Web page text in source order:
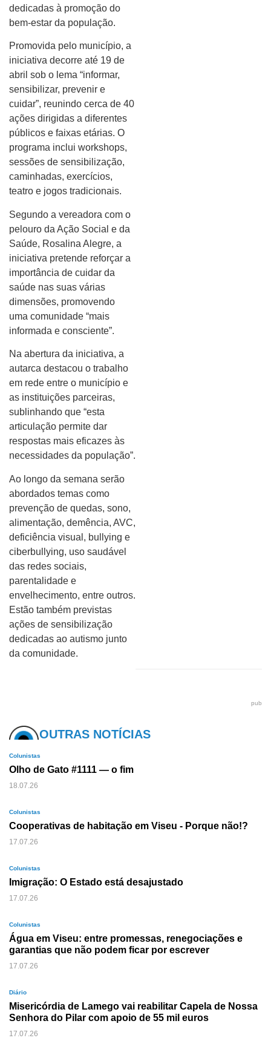
dedicadas à promoção do
bem-estar da população.
Promovida pelo município, a
iniciativa decorre até 19 de
abril sob o lema “informar,
sensibilizar, prevenir e
cuidar”, reunindo cerca de 40
ações dirigidas a diferentes
públicos e faixas etárias. O
programa inclui workshops,
sessões de sensibilização,
caminhadas, exercícios,
teatro e jogos tradicionais.
Segundo a vereadora com o
pelouro da Ação Social e da
Saúde, Rosalina Alegre, a
iniciativa pretende reforçar a
importância de cuidar da
saúde nas suas várias
dimensões, promovendo
uma comunidade “mais
informada e consciente”.
Na abertura da iniciativa, a
autarca destacou o trabalho
em rede entre o município e
as instituições parceiras,
sublinhando que “esta
articulação permite dar
respostas mais eficazes às
necessidades da população”.
Ao longo da semana serão
abordados temas como
prevenção de quedas, sono,
alimentação, demência, AVC,
deficiência visual, bullying e
ciberbullying, uso saudável
das redes sociais,
parentalidade e
envelhecimento, entre outros.
Estão também previstas
ações de sensibilização
dedicadas ao autismo junto
da comunidade.
pub
OUTRAS NOTÍCIAS
Colunistas
Olho de Gato #1111 — o fim
18.07.26
Colunistas
Cooperativas de habitação em Viseu - Porque não!?
17.07.26
Colunistas
Imigração: O Estado está desajustado
17.07.26
Colunistas
Água em Viseu: entre promessas, renegociações e
garantias que não podem ficar por escrever
17.07.26
Diário
Misericórdia de Lamego vai reabilitar Capela de Nossa
Senhora do Pilar com apoio de 55 mil euros
17.07.26